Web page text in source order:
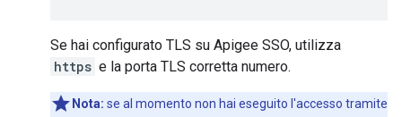
Se hai configurato TLS su Apigee SSO, utilizza
https e la porta TLS corretta numero.
Nota: se al momento non hai eseguito l'accesso tramite